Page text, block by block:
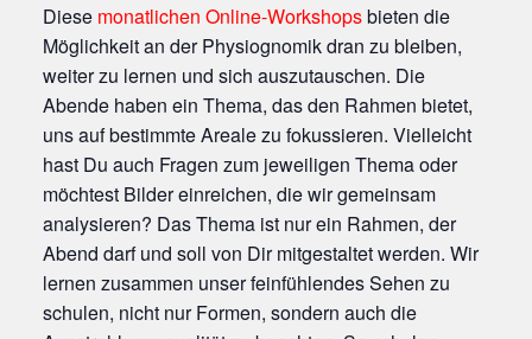
Diese monatlichen Online-Workshopsbieten die
Möglichkeit an der Physiognomik dran zu bleiben,
weiter zu lernen und sich auszutauschen. Die
Abende haben ein Thema, das den Rahmen bietet,
uns auf bestimmte Areale zu fokussieren. Vielleicht
hast Du auch Fragen zum jeweiligen Thema oder
möchtest Bilder einreichen, die wir gemeinsam
analysieren? Das Thema ist nur ein Rahmen, der
Abend darf und soll von Dir mitgestaltet werden. Wir
lernen zusammen unser feinfühlendes Sehen zu
schulen, nicht nur Formen, sondern auch die